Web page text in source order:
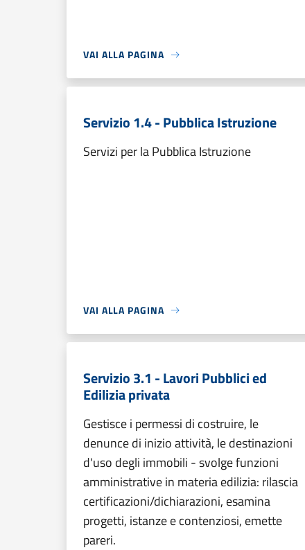
VAI ALLA PAGINA
Servizio 1.4 - Pubblica Istruzione
Servizi per la Pubblica Istruzione
VAI ALLA PAGINA
Servizio 3.1 - Lavori Pubblici ed
Edilizia privata
Gestisce i permessi di costruire, le
denunce di inizio attività, le destinazioni
d'uso degli immobili - svolge funzioni
amministrative in materia edilizia: rilascia
certificazioni/dichiarazioni, esamina
progetti, istanze e contenziosi, emette
pareri.